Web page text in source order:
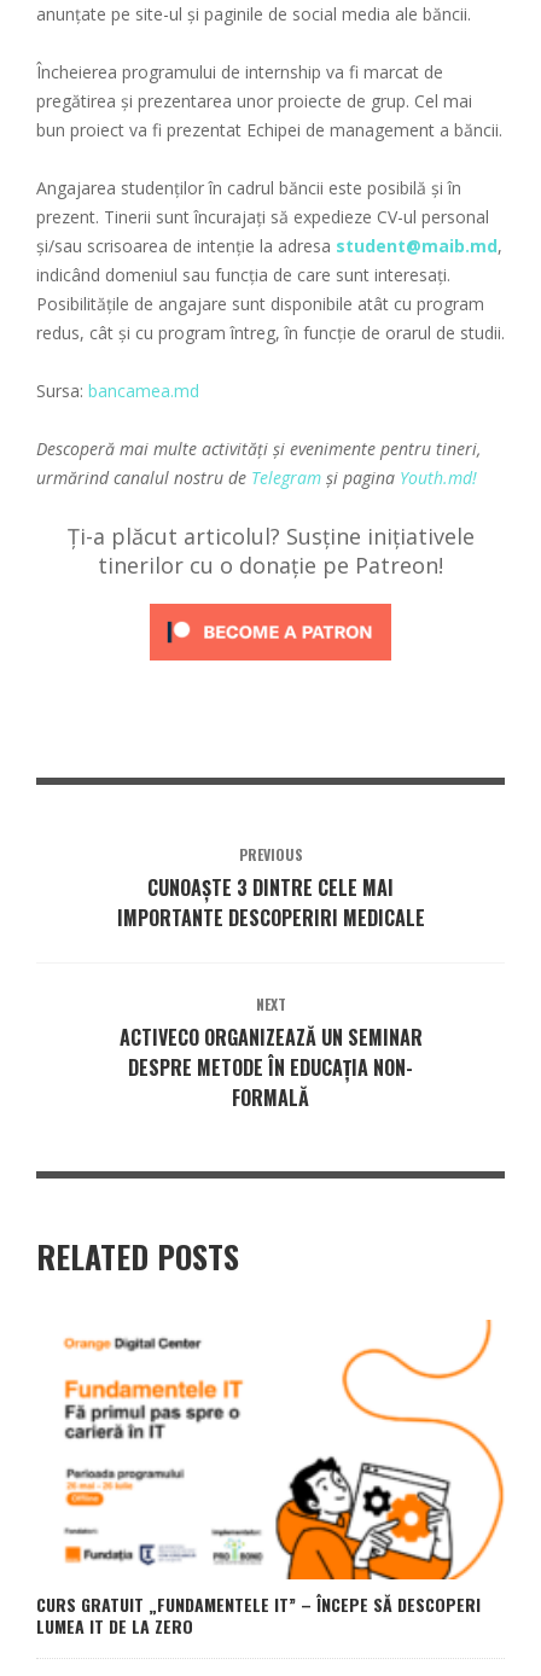
anunțate pe site-ul și paginile de social media ale băncii.
Încheierea programului de internship va fi marcat de
pregătirea și prezentarea unor proiecte de grup. Cel mai
bun proiect va fi prezentat Echipei de management a băncii.
Angajarea studenților în cadrul băncii este posibilă și în
prezent. Tinerii sunt încurajați să expedieze CV-ul personal
şi/sau scrisoarea de intenţie la adresa student@maib.md,
indicând domeniul sau funcţia de care sunt interesaţi.
Posibilităţile de angajare sunt disponibile atât cu program
redus, cât şi cu program întreg, în funcţie de orarul de studii.
Sursa: bancamea.md
Descoperă mai multe activități și evenimente pentru tineri,
urmărind canalul nostru de Telegram și pagina Youth.md!
Ți-a plăcut articolul? Susține inițiativele
tinerilor cu o donație pe Patreon!
PREVIOUS
CUNOAȘTE 3 DINTRE CELE MAI
IMPORTANTE DESCOPERIRI MEDICALE
NEXT
ACTIVECO ORGANIZEAZĂ UN SEMINAR
DESPRE METODE ÎN EDUCAȚIA NON-
FORMALĂ
RELATED POSTS
CURS GRATUIT „FUNDAMENTELE IT” – ÎNCEPE SĂ DESCOPERI
LUMEA IT DE LA ZERO